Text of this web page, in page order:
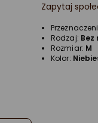
Zapytaj
Rodzaj: Bez
Rozmiar: M
Kolor: